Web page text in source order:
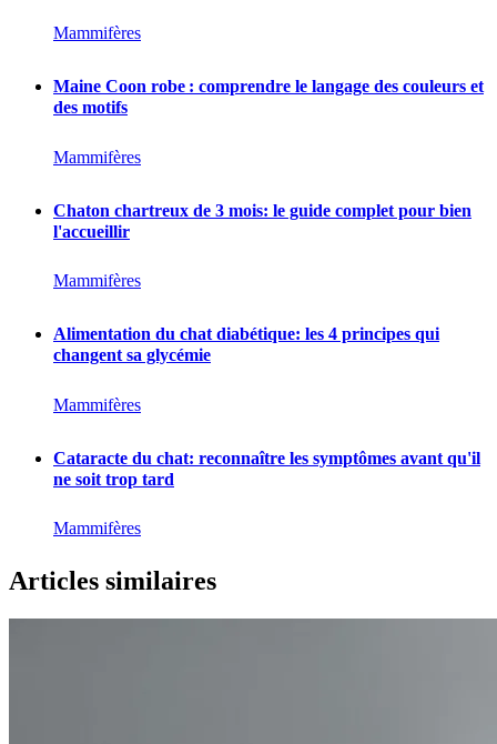
Mammifères
Maine Coon robe : comprendre le langage des couleurs et
des motifs
Mammifères
Chaton chartreux de 3 mois: le guide complet pour bien
l'accueillir
Mammifères
Alimentation du chat diabétique: les 4 principes qui
changent sa glycémie
Mammifères
Cataracte du chat: reconnaître les symptômes avant qu'il
ne soit trop tard
Mammifères
Articles similaires